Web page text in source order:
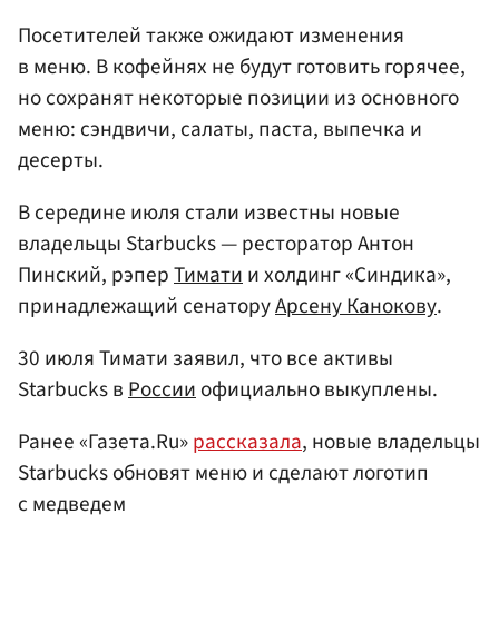
Посетителей также ожидают изменения
в меню. В кофейнях не будут готовить горячее,
но сохранят некоторые позиции из основного
меню: сэндвичи, салаты, паста, выпечка и
десерты.
В середине июля стали известны новые
владельцы Starbucks — ресторатор Антон
Пинский, рэперТиматии холдинг «Синдика»,
принадлежащий сенаторуАрсену Канокову.
30 июля Тимати заявил, что все активы
Starbucks вРоссииофициально выкуплены.
Ранее «Газета.Ru»рассказала, новые владельцы
Starbucks обновят меню и сделают логотип
с медведем